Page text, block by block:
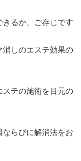
きるか、ご存じです
しのエステ効果の
ステの施術を目元の
らびに解消法をお